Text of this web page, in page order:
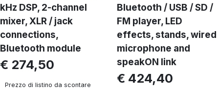
kHz DSP, 2-channel
mixer, XLR / jack
connections,
Bluetooth module
€ 274,50
Prezzo di listino da scontare
Bluetooth / USB / SD /
FM player, LED
effects, stands, wired
microphone and
speakON link
€ 424,40